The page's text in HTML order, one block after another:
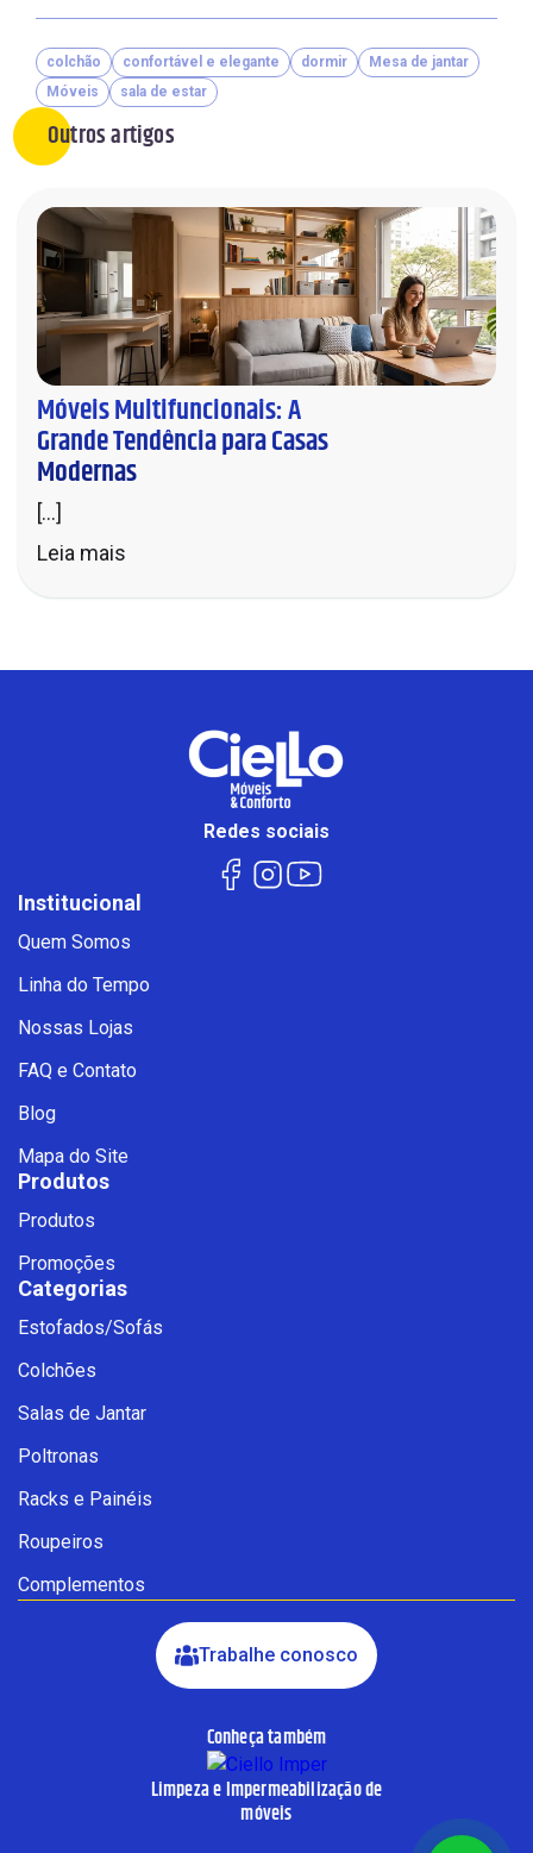
INICIAR CONVERSA
Ao informar meus dados, eu concordo com a política de
colchão confortável e elegante dormir
Mesa de jantar
Móveis
sala de estar
Outros artigos
Móveis Multifuncionais: A
Grande Tendência para Casas
Modernas
[...]
Leia mais
Redes sociais
Institucional
Quem Somos
Linha do Tempo
Nossas Lojas
FAQ e Contato
Blog
Mapa do Site
Produtos
Produtos
Promoções
Categorias
Estofados/Sofás
Colchões
Salas de Jantar
Poltronas
Racks e Painéis
Roupeiros
Complementos
Trabalhe conosco
Conheça também
Limpeza e Impermeabilização de
móveis